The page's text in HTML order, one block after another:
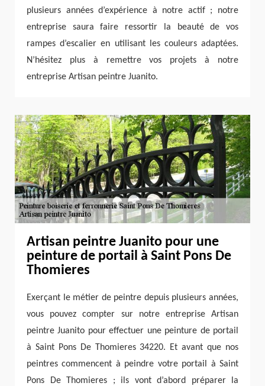
plusieurs années d’expérience à notre actif ; notre
entreprise saura faire ressortir la beauté de vos
rampes d’escalier en utilisant les couleurs adaptées.
N’hésitez plus à remettre vos projets à notre
entreprise Artisan peintre Juanito.
Artisan peintre Juanito pour une
peinture de portail à Saint Pons De
Thomieres
Exerçant le métier de peintre depuis plusieurs années,
vous pouvez compter sur notre entreprise Artisan
peintre Juanito pour effectuer une peinture de portail
à Saint Pons De Thomieres 34220. Et avant que nos
peintres commencent à peindre votre portail à Saint
Pons De Thomieres ; ils vont d’abord préparer la